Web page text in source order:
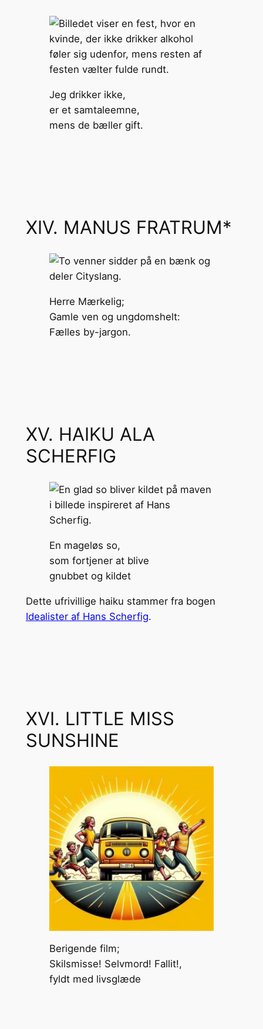
Jeg drikker ikke,
er et samtaleemne,
mens de bæller gift.
XIV. MANUS FRATRUM*
Herre Mærkelig;
Gamle ven og ungdomshelt:
Fælles by-jargon.
XV. HAIKU ALA
SCHERFIG
En mageløs so,
som fortjener at blive
gnubbet og kildet
Dette ufrivillige haiku stammer fra bogen
Idealister af Hans Scherfig.
XVI. LITTLE MISS
SUNSHINE
Berigende film;
Skilsmisse! Selvmord! Fallit!,
fyldt med livsglæde